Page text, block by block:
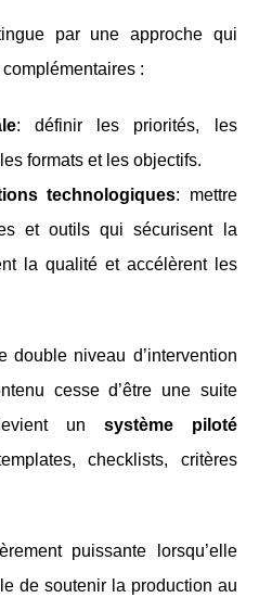
par une approche qui
:
: définir les priorités, les
formats et les objectifs.
technologiques: mettre
et outils qui sécurisent la
la qualité et accélèrent les
double niveau d’intervention
cesse d’être une suite
un système piloté
checklists, critères
puissante lorsqu’elle
de soutenir la production au